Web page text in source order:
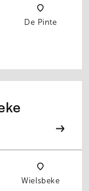
De Pinte
Wielsbeke